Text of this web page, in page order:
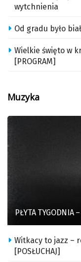
wytchnienia
Od gradu było
Wielkie święto w
[PROGRAM]
Muzyka
PŁYTA TYGODNIA
Witkacy to jazz –
[POSŁUCHAJ]